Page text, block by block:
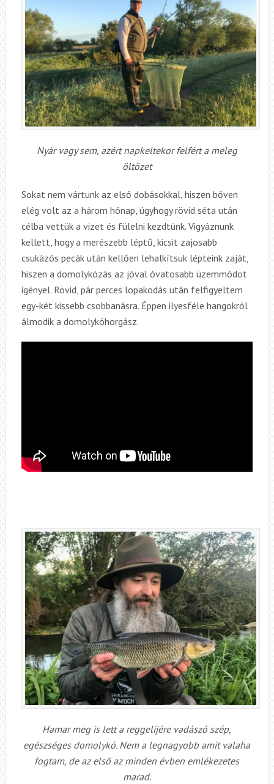
Nyár vagy sem, azért napkeltekor felfért a meleg
öltözet
Sokat nem vártunk az első dobásokkal, hiszen bőven
elég volt az a három hónap, úgyhogy rövid séta után
célba vettük a vizet és fülelni kezdtünk. Vigyáznunk
kellett, hogy a merészebb léptű, kicsit zajosabb
csukázós pecák után kellően lehalkítsuk lépteink zaját,
hiszen a domolykózás az jóval óvatosabb üzemmódot
igényel. Rövid, pár perces lopakodás után felfigyeltem
egy-két kissebb csobbanásra. Éppen ilyesféle hangokról
álmodik a domolykóhorgász.
Hamar meg is lett a reggelijére vadászó szép,
egészséges domolykó. Nem a legnagyobb amit valaha
fogtam, de az első az minden évben emlékezetes
marad.